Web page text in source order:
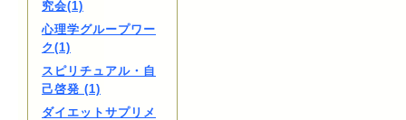
究会(1)
心理学グループワー
ク(1)
スピリチュアル・自
己啓発 (1)
ダイエットサプリメ